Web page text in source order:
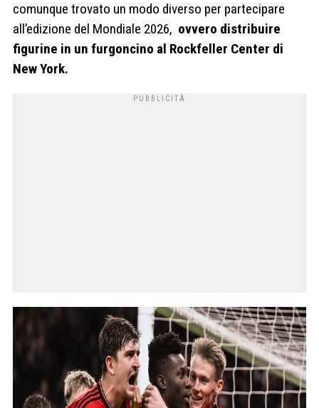
comunque trovato un modo diverso per partecipare
all’edizione del Mondiale 2026, ovvero distribuire
figurine in un furgoncino al Rockfeller Center di
New York.